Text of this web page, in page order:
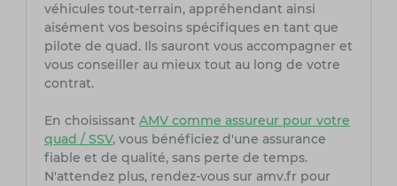
véhicules tout-terrain, appréhendant ainsi
aisément vos besoins spécifiques en tant que
pilote de quad. Ils sauront vous accompagner et
vous conseiller au mieux tout au long de votre
contrat.
En choisissant AMV comme assureur pour votre
quad / SSV, vous bénéficiez d'une assurance
fiable et de qualité, sans perte de temps.
N'attendez plus, rendez-vous sur amv.fr pour